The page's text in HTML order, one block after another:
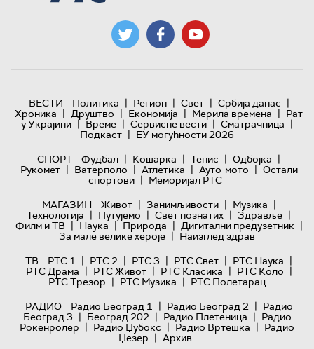
ВЕСТИ Политика | Регион | Свет | Србија данас |
Хроника | Друштво | Економија | Мерила времена | Рат
у Украјини | Време | Сервисне вести | Сматрачница |
Подкаст | ЕУ могућности 2026
СПОРТ
Фудбал | Кошарка | Тенис | Одбојка |
Рукомет | Ватерполо | Атлетика | Ауто-мото | Остали
спортови | Меморијал РТС
МАГАЗИН
Живот | Занимљивости | Музика |
Технологијa | Путујемо | Свет познатих | Здравље |
Филм и ТВ | Наука | Природа | Дигитални предузетник |
За мале велике хероје | Наизглед здрав
ТВ
РТС 1 | РТС 2 | РТС 3 | РТС Свет | РТС Наука |
РТС Драма | РТС Живот | РТС Класика | РТС Коло |
РТС Трезор | РТС Музика | РТС Полетарац
РАДИО
Радио Београд 1 | Радио Београд 2 | Радио
Београд 3 | Београд 202 | Радио Плетеница | Радио
Рокенролер | Радио Џубокс | Радио Вртешка | Радио
Џезер | Архив